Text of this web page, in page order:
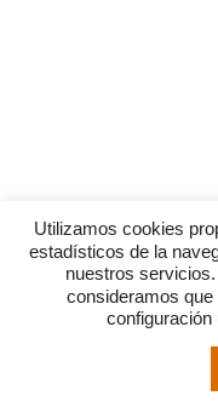
Utilizamos cookies
estadísticos de la
nuestros
consideramos
configuración